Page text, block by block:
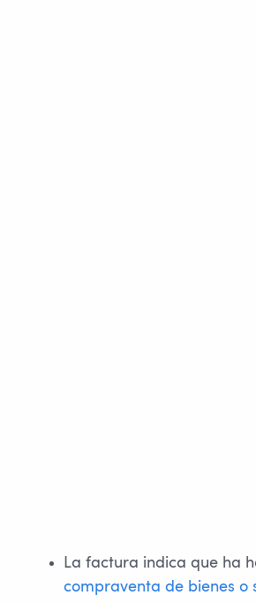
La factura indica que ha
compraventa de bienes o